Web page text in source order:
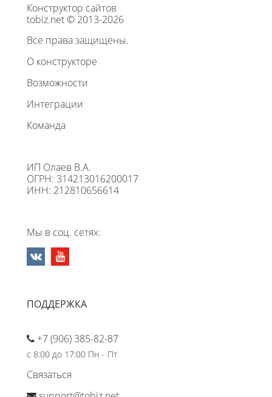
Конструктор сайтов
tobiz.net © 2013-2026
Все права защищены.
О конструкторе
Возможности
Интеграции
Команда
ИП Олаев В.А.
ОГРН: 314213016200017
ИНН: 212810656614
Мы в соц. сетях:
ПОДДЕРЖКА
+7 (906) 385-82-87
с 8:00 до 17:00 Пн - Пт
Связаться